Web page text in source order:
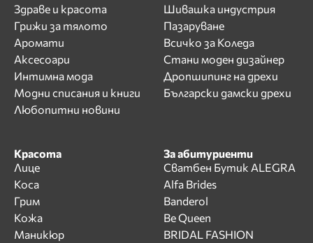
Здраве и красота
Грижи за тялото
Аромати
Аксесоари
Интимна мода
Модни списания и книги
Любопитни новини
Шивашка индустрия
Пазаруване
Всичко за Коледа
Стани моден дизайнер
Дропшипинг на дрехи
Български дамски дрехи
Красота
Лице
Коса
Грим
Кожа
Маникюр
За абитуриенти
Сватбен Бутик ALEGRA
Alfa Brides
Banderol
Be Queen
BRIDAL FASHION